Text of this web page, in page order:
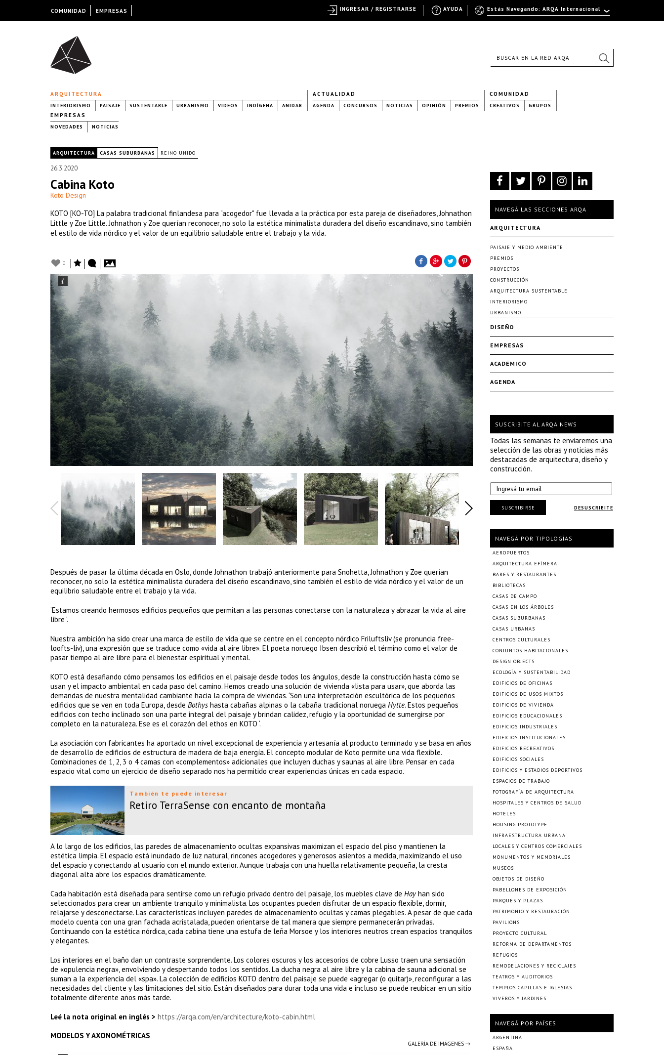
ARQUITECTURA
INTERIORISMO PAISAJE SUSTENTABLE URBANISMO VIDEOS INDÍGENA ANIDAR
ACTUALIDAD
AGENDA CONCURSOS NOTICIAS OPINIÓN PREMIOS
COMUNIDAD
CREATIVOS GRUPOS
EMPRESAS
NOVEDADES NOTICIAS
ARQUITECTURA CASAS SUBURBANAS REINO UNIDO
26.3.2020
Cabina Koto
Koto Design
KOTO [KO-TO] La palabra tradicional finlandesa para "acogedor" fue llevada a la práctica por esta pareja de diseñadores, Johnathon
Little y Zoe Little. Johnathon y Zoe querían reconocer, no solo la estética minimalista duradera del diseño escandinavo, sino también
el estilo de vida nórdico y el valor de un equilibrio saludable entre el trabajo y la vida.
0
Después de pasar la última década en Oslo, donde Johnathon trabajó anteriormente para Snohetta, Johnathon y Zoe querían
reconocer, no solo la estética minimalista duradera del diseño escandinavo, sino también el estilo de vida nórdico y el valor de un
equilibrio saludable entre el trabajo y la vida.
‘Estamos creando hermosos edificios pequeños que permitan a las personas conectarse con la naturaleza y abrazar la vida al aire
libre ‘.
Nuestra ambición ha sido crear una marca de estilo de vida que se centre en el concepto nórdico Friluftsliv (se pronuncia free-
loofts-liv), una expresión que se traduce como «vida al aire libre». El poeta noruego Ibsen describió el término como el valor de
pasar tiempo al aire libre para el bienestar espiritual y mental.
KOTO está desafiando cómo pensamos los edificios en el paisaje desde todos los ángulos, desde la construcción hasta cómo se
usan y el impacto ambiental en cada paso del camino. Hemos creado una solución de vivienda «lista para usar», que aborda las
demandas de nuestra mentalidad cambiante hacia la compra de viviendas. ‘Son una interpretación escultórica de los pequeños
edificios que se ven en toda Europa, desde Bothys hasta cabañas alpinas o la cabaña tradicional noruega Hytte. Estos pequeños
edificios con techo inclinado son una parte integral del paisaje y brindan calidez, refugio y la oportunidad de sumergirse por
completo en la naturaleza. Ese es el corazón del ethos en KOTO ‘.
La asociación con fabricantes ha aportado un nivel excepcional de experiencia y artesanía al producto terminado y se basa en años
de desarrollo de edificios de estructura de madera de baja energía. El concepto modular de Koto permite una vida flexible.
Combinaciones de 1, 2, 3 o 4 camas con «complementos» adicionales que incluyen duchas y saunas al aire libre. Pensar en cada
espacio vital como un ejercicio de diseño separado nos ha permitido crear experiencias únicas en cada espacio.
También te puede interesar
Retiro TerraSense con encanto de montaña
A lo largo de los edificios, las paredes de almacenamiento ocultas expansivas maximizan el espacio del piso y mantienen la
estética limpia. El espacio está inundado de luz natural, rincones acogedores y generosos asientos a medida, maximizando el uso
del espacio y conectando al usuario con el mundo exterior. Aunque trabaja con una huella relativamente pequeña, la cresta
diagonal alta abre los espacios dramáticamente.
Cada habitación está diseñada para sentirse como un refugio privado dentro del paisaje, los muebles clave de Hayhan sido
seleccionados para crear un ambiente tranquilo y minimalista. Los ocupantes pueden disfrutar de un espacio flexible, dormir,
relajarse y desconectarse. Las características incluyen paredes de almacenamiento ocultas y camas plegables. A pesar de que cada
modelo cuenta con una gran fachada acristalada, pueden orientarse de tal manera que siempre permanecerán privadas.
Continuando con la estética nórdica, cada cabina tiene una estufa de leña Morsoe y los interiores neutros crean espacios tranquilos
y elegantes.
Los interiores en el baño dan un contraste sorprendente. Los colores oscuros y los accesorios de cobre Lusso traen una sensación
de «opulencia negra», envolviendo y despertando todos los sentidos. La ducha negra al aire libre y la cabina de sauna adicional se
suman a la experiencia del «spa». La colección de edificios KOTO dentro del paisaje se puede «agregar (o quitar)», reconfigurar a las
necesidades del cliente y las limitaciones del sitio. Están diseñados para durar toda una vida e incluso se puede reubicar en un sitio
totalmente diferente años más tarde.
Leé la nota original en inglés > https://arqa.com/en/architecture/koto-cabin.html
MODELOS Y AXONOMÉTRICAS
GALERÍA DE IMÁGENES →
NAVEGÁ LAS SECCIONES ARQA
ARQUITECTURA
PAISAJE Y MEDIO AMBIENTE
PREMIOS
PROYECTOS
CONSTRUCCIÓN
ARQUITECTURA SUSTENTABLE
INTERIORISMO
URBANISMO
DISEÑO
EMPRESAS
ACADÉMICO
AGENDA
SUSCRIBITE AL ARQA NEWS
Todas las semanas te enviaremos una
selección de las obras y noticias más
destacadas de arquitectura, diseño y
construcción.
DESUSCRIBITE
SUSCRIBIRSE
NAVEGÁ POR TIPOLOGÍAS
AEROPUERTOS
ARQUITECTURA EFÍMERA
BARES Y RESTAURANTES
BIBLIOTECAS
CASAS DE CAMPO
CASAS EN LOS ÁRBOLES
CASAS SUBURBANAS
CASAS URBANAS
CENTROS CULTURALES
CONJUNTOS HABITACIONALES
DESIGN OBJECTS
ECOLOGÍA Y SUSTENTABILIDAD
EDIFICIOS DE OFICINAS
EDIFICIOS DE USOS MIXTOS
EDIFICIOS DE VIVIENDA
EDIFICIOS EDUCACIONALES
EDIFICIOS INDUSTRIALES
EDIFICIOS INSTITUCIONALES
EDIFICIOS RECREATIVOS
EDIFICIOS SOCIALES
EDIFICIOS Y ESTADIOS DEPORTIVOS
ESPACIOS DE TRABAJO
FOTOGRAFÍA DE ARQUITECTURA
HOSPITALES Y CENTROS DE SALUD
HOTELES
HOUSING PROTOTYPE
INFRAESTRUCTURA URBANA
LOCALES Y CENTROS COMERCIALES
MONUMENTOS Y MEMORIALES
MUSEOS
OBJETOS DE DISEÑO
PABELLONES DE EXPOSICIÓN
PARQUES Y PLAZAS
PATRIMONIO Y RESTAURACIÓN
PAVILIONS
PROYECTO CULTURAL
REFORMA DE DEPARTAMENTOS
REFUGIOS
REMODELACIONES Y RECICLAJES
TEATROS Y AUDITORIOS
TEMPLOS CAPILLAS E IGLESIAS
VIVEROS Y JARDINES
NAVEGÁ POR PAÍSES
ARGENTINA
ESPAÑA
COMUNIDAD EMPRESAS Estás Navegando: ARQA Internacional
AYUDA
INGRESAR / REGISTRARSE